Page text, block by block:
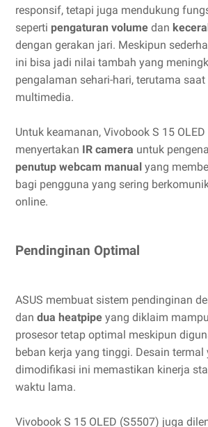
responsif, tetapi juga mendukung
seperti pengaturan volume dan
dengan gerakan jari. Meskipun
ini bisa jadi nilai tambah yang
pengalaman sehari-hari, terutama
multimedia.
Untuk keamanan, Vivobook S 15
menyertakan IR camera untuk
penutup webcam manual yang
bagi pengguna yang sering
online.
Pendinginan Optimal
ASUS membuat sistem pendinginan
dan dua heatpipe yang diklaim
prosesor tetap optimal meskipun
beban kerja yang tinggi. Desain termal
dimodifikasi ini memastikan kinerja
waktu lama.
Vivobook S 15 OLED (S5507) juga